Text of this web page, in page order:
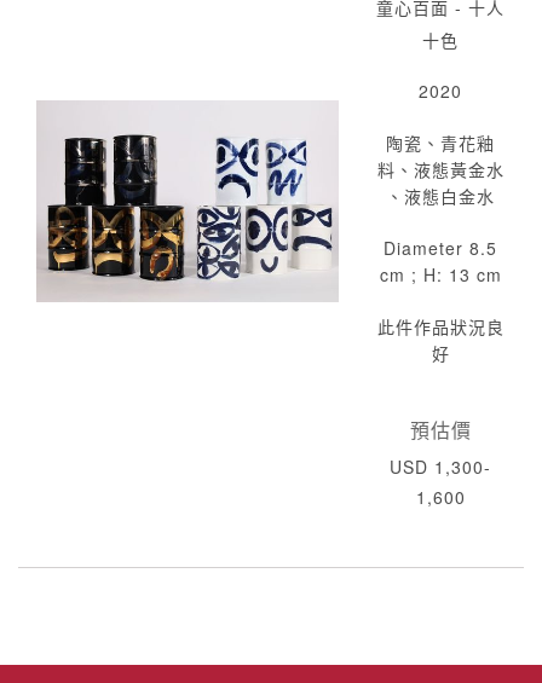
童心百面 - 十人
十色
2020
陶瓷、青花釉
料、液態黃金水
、液態白金水
Diameter 8.5
cm ; H: 13 cm
此件作品狀況良
好
預估價
USD 1,300-
1,600